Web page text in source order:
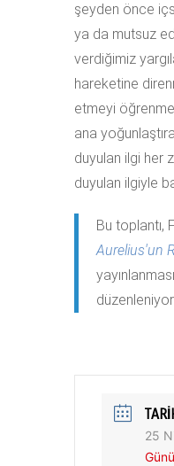
şeyden önce
ya da mutsuz
verdiğimiz
hareketine
etmeyi
ana
duyulan ilgi her
duyulan ilgiyle
Bu toplantı,
Aurelius'un
düzenleniyor
25